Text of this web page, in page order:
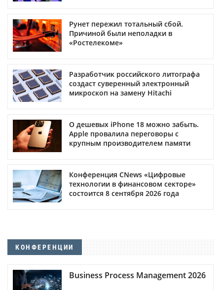
Рунет пережил тотальный сбой.
Причиной были неполадки в
«Ростелекоме»
Разработчик российского литографа
создаст суверенный электронный
микроскоп на замену Hitachi
О дешевых iPhone 18 можно забыть.
Apple провалила переговоры с
крупным производителем памяти
Конференция CNews «Цифровые
технологии в финансовом секторе»
состоится 8 сентября 2026 года
КОНФЕРЕНЦИИ
Business Process Management 2026